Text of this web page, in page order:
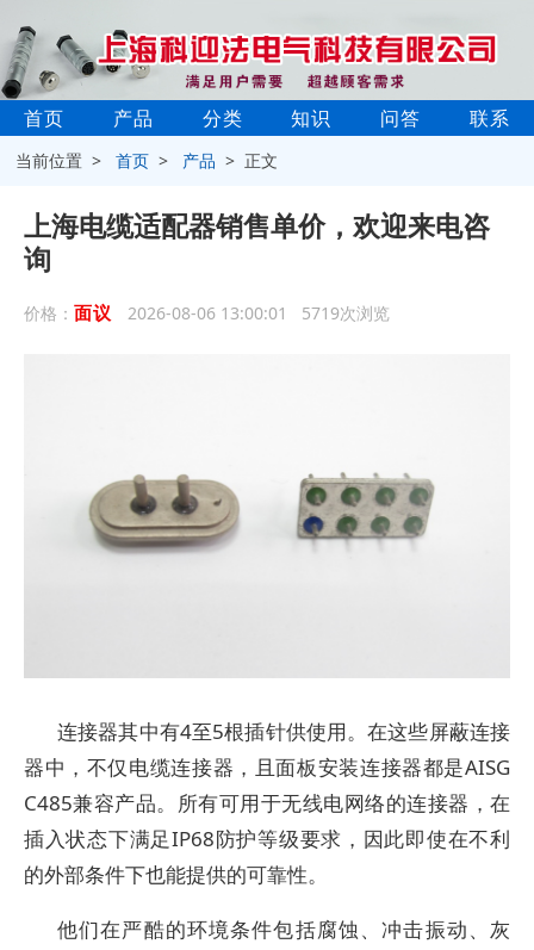
首页 产品 分类 知识 问答 联系
当前位置 >首页 > 产品 > 正文
上海电缆适配器销售单价，欢迎来电咨
询
价格： 面议 2026-08-06 13:00:01 5719次浏览
连接器其中有4至5根插针供使用。在这些屏蔽连接
器中，不仅电缆连接器，且面板安装连接器都是AISG
C485兼容产品。所有可用于无线电网络的连接器，在
插入状态下满足IP68防护等级要求，因此即使在不利
的外部条件下也能提供的可靠性。
他们在严酷的环境条件包括腐蚀、冲击振动、灰